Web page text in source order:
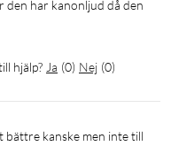
den har kanonljud då den
hjälp? Ja (0) Nej (0)